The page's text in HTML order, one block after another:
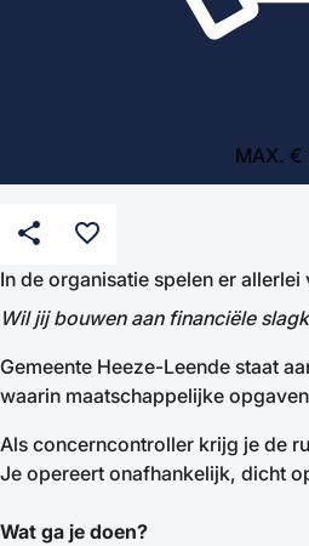
MAX. €
share favorite_border
In de organisatie spelen er
Wil jij bouwen aan financiële
Gemeente Heeze-Leende staat
waarin maatschappelijke
Als concerncontroller krijg je de
Je opereert onafhankelijk, dicht
Wat ga je doen?